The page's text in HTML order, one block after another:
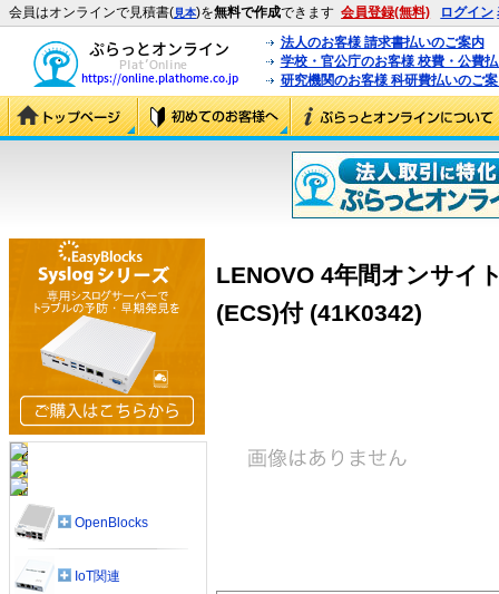
会員はオンラインで見積書(見本)を無料で作成できます 会員登録(無料) ログイン
法人のお客様 請求書払いのご案内
学校・官公庁のお客様 校費・公費
研究機関のお客様 科研費払いのご
LENOVO 4年間オンサイ
(ECS)付 (41K0342)
OpenBlocks
IoT関連